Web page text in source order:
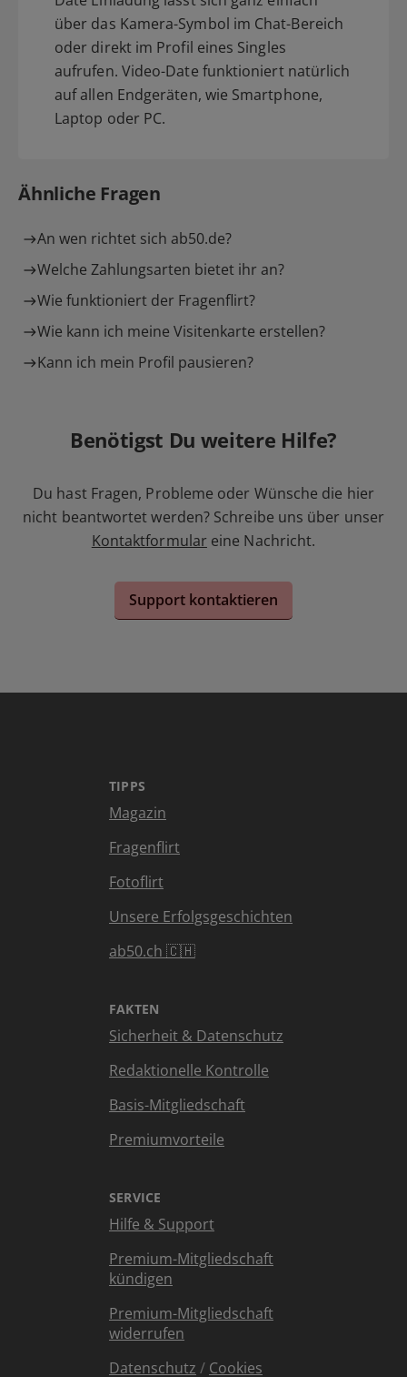
über das Kamera-Symbol im Chat-Bereich
oder direkt im Profil eines Singles
aufrufen. Video-Date funktioniert natürlich
auf allen Endgeräten, wie Smartphone,
Laptop oder PC.
Ähnliche Fragen
An wen richtet sich ab50.de?
Welche Zahlungsarten bietet ihr an?
Wie funktioniert der Fragenflirt?
Wie kann ich meine Visitenkarte erstellen?
Kann ich mein Profil pausieren?
Benötigst Du weitere Hilfe?
Du hast Fragen, Probleme oder Wünsche die hier
nicht beantwortet werden? Schreibe uns über unser
Kontaktformular eine Nachricht.
Support kontaktieren
TIPPS
Magazin
Fragenflirt
Fotoflirt
Unsere Erfolgsgeschichten
ab50.ch 🇨🇭
FAKTEN
Sicherheit & Datenschutz
Redaktionelle Kontrolle
Basis-Mitgliedschaft
Premiumvorteile
SERVICE
Hilfe & Support
Premium-Mitgliedschaft
kündigen
Premium-Mitgliedschaft
widerrufen
Datenschutz / Cookies